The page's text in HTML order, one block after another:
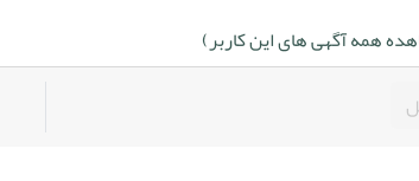
همه آگهی های این کاربر)